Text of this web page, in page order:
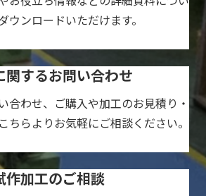
ウンロードいただけます。
関するお問い合わせ
合わせ、ご購入や加工のお見積り・
ちらよりお気軽にご相談ください。
作加工のご相談